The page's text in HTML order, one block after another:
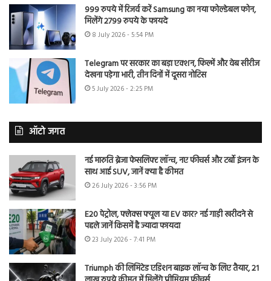
999 रुपये में रिजर्व करें Samsung का नया फोल्डेबल फोन,
मिलेंगे 2799 रुपये के फायदे
8 July 2026 - 5:54 PM
Telegram पर सरकार का बड़ा एक्शन, फिल्में और वेब सीरीज
देखना पड़ेगा भारी, तीन दिनों में दूसरा नोटिस
5 July 2026 - 2:25 PM
ऑटो जगत
नई मारुति ब्रेजा फेसलिफ्ट लॉन्च, नए फीचर्स और टर्बो इंजन के
साथ आई SUV, जानें क्या है कीमत
26 July 2026 - 3:56 PM
E20 पेट्रोल, फ्लेक्स फ्यूल या EV कार? नई गाड़ी खरीदने से
पहले जानें किसमें है ज्यादा फायदा
23 July 2026 - 7:41 PM
Triumph की लिमिटेड एडिशन बाइक लॉन्च के लिए तैयार, 21